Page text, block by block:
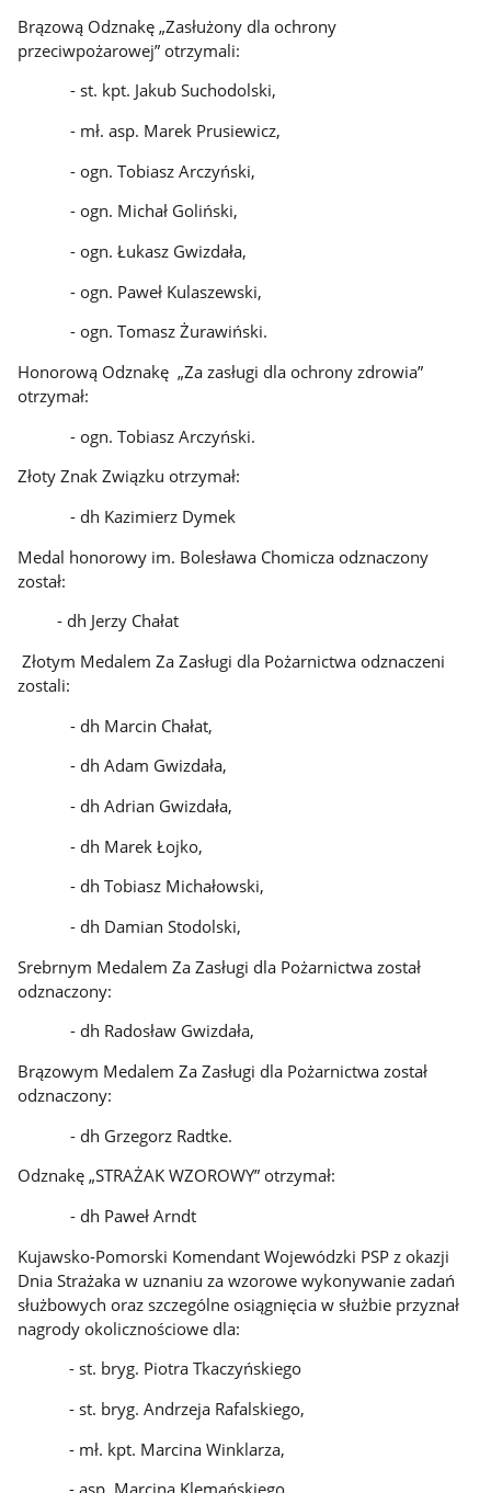
Brązową Odznakę „Zasłużony dla ochrony
przeciwpożarowej” otrzymali:
- st. kpt. Jakub Suchodolski,
- mł. asp. Marek Prusiewicz,
- ogn. Tobiasz Arczyński,
- ogn. Michał Goliński,
- ogn. Łukasz Gwizdała,
- ogn. Paweł Kulaszewski,
- ogn. Tomasz Żurawiński.
Honorową Odznakę „Za zasługi dla ochrony zdrowia”
otrzymał:
- ogn. Tobiasz Arczyński.
Złoty Znak Związku otrzymał:
- dh Kazimierz Dymek
Medal honorowy im. Bolesława Chomicza odznaczony
został:
- dh Jerzy Chałat
Złotym Medalem Za Zasługi dla Pożarnictwa odznaczeni
zostali:
- dh Marcin Chałat,
- dh Adam Gwizdała,
- dh Adrian Gwizdała,
- dh Marek Łojko,
- dh Tobiasz Michałowski,
- dh Damian Stodolski,
Srebrnym Medalem Za Zasługi dla Pożarnictwa został
odznaczony:
- dh Radosław Gwizdała,
Brązowym Medalem Za Zasługi dla Pożarnictwa został
odznaczony:
- dh Grzegorz Radtke.
Odznakę „STRAŻAK WZOROWY” otrzymał:
- dh Paweł Arndt
Kujawsko-Pomorski Komendant Wojewódzki PSP z okazji
Dnia Strażaka w uznaniu za wzorowe wykonywanie zadań
służbowych oraz szczególne osiągnięcia w służbie przyznał
nagrody okolicznościowe dla:
- st. bryg. Piotra Tkaczyńskiego
- st. bryg. Andrzeja Rafalskiego,
- mł. kpt. Marcina Winklarza,